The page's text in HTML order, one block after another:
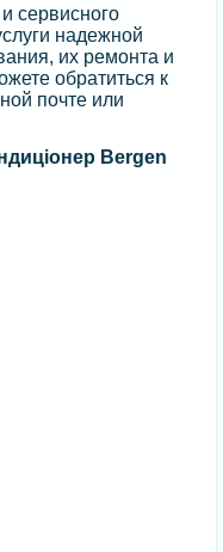
сервисного
надежной
их ремонта и
обратиться к
почте или
Bergen